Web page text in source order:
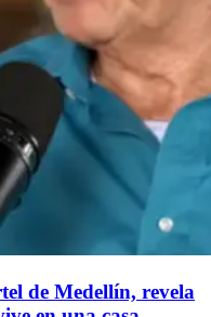
de Medellín, revela